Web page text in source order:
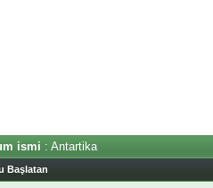
ismi : Antartika
Başlatan